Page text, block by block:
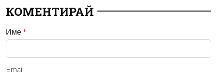
КОМЕНТИРАЙ
Име *
Email